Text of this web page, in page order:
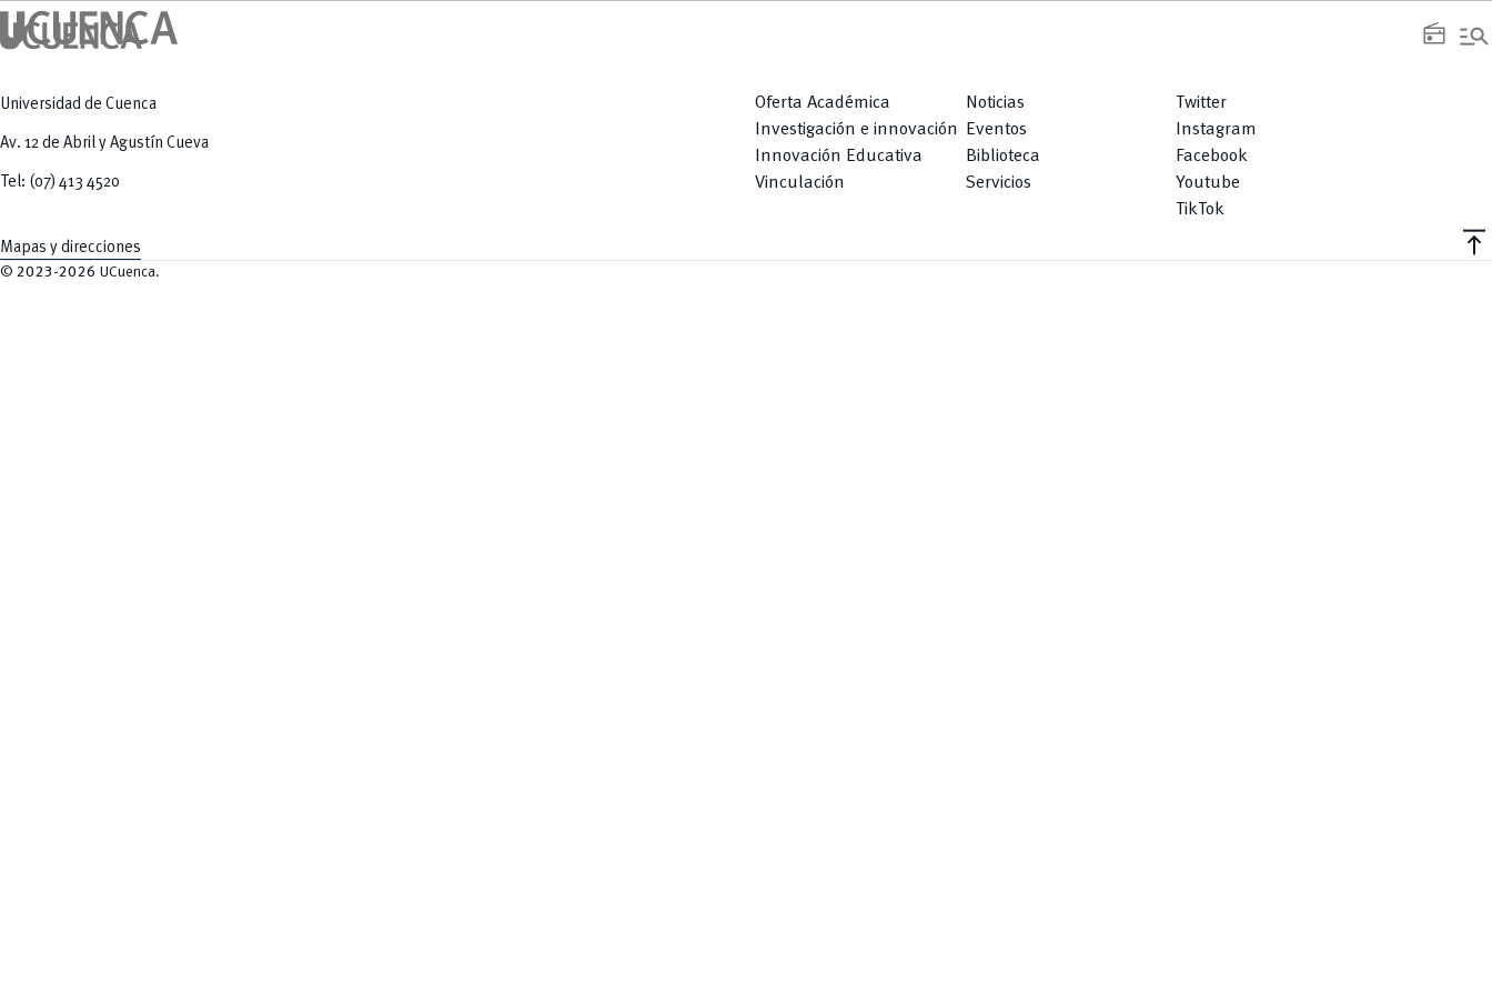
radio manage_search
Universidad de Cuenca
Av. 12 de Abril y Agustín Cueva
Tel: (07) 413 4520
Mapas y direcciones
Oferta Académica
Investigación e innovación
Innovación Educativa
Vinculación
Noticias
Eventos
Biblioteca
Servicios
Twitter
Instagram
Facebook
Youtube
TikTok
vertical_align_top
© 2023-2026 UCuenca.